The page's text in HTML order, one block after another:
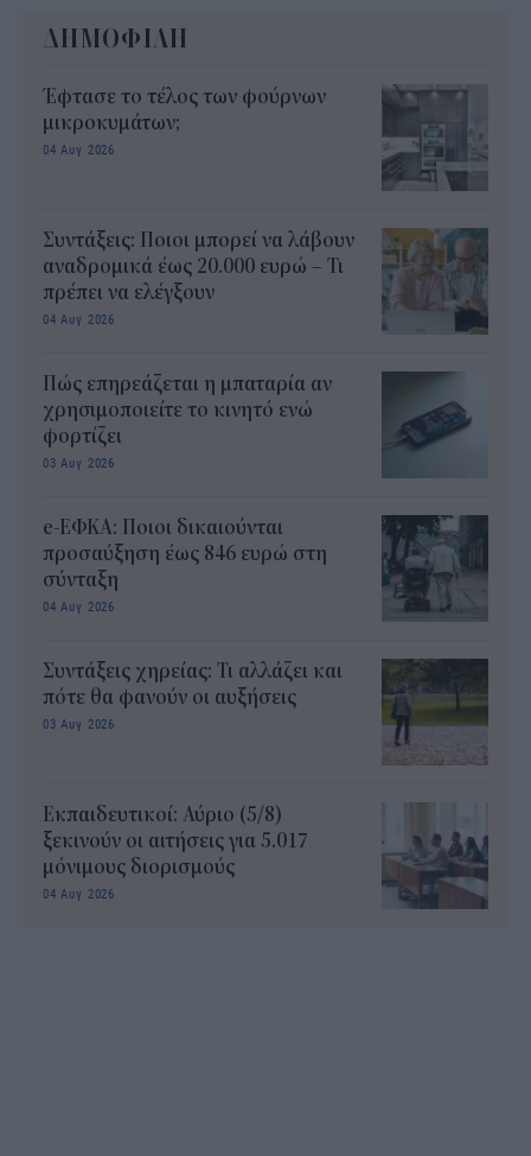
ΔΗΜΟΦΙΛΗ
Έφτασε το τέλος των φούρνων
μικροκυμάτων;
04 Αυγ 2026
Συντάξεις: Ποιοι μπορεί να λάβουν
αναδρομικά έως 20.000 ευρώ – Τι
πρέπει να ελέγξουν
04 Αυγ 2026
Πώς επηρεάζεται η μπαταρία αν
χρησιμοποιείτε το κινητό ενώ
φορτίζει
03 Αυγ 2026
e-ΕΦΚΑ: Ποιοι δικαιούνται
προσαύξηση έως 846 ευρώ στη
σύνταξη
04 Αυγ 2026
Συντάξεις χηρείας: Τι αλλάζει και
πότε θα φανούν οι αυξήσεις
03 Αυγ 2026
Εκπαιδευτικοί: Αύριο (5/8)
ξεκινούν οι αιτήσεις για 5.017
μόνιμους διορισμούς
04 Αυγ 2026